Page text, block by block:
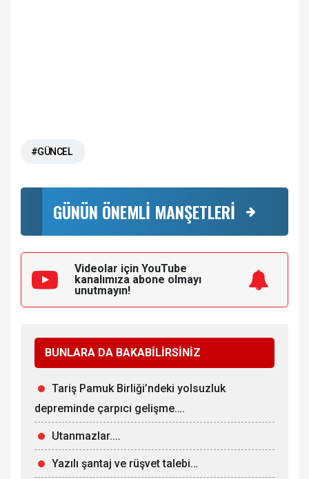
#GÜNCEL
GÜNÜN ÖNEMLİ MANŞETLERİ
Videolar için YouTube
kanalımıza abone olmayı
unutmayın!
BUNLARA DA BAKABİLİRSİNİZ
Tariş Pamuk Birliği’ndeki yolsuzluk
depreminde çarpıcı gelişme….
Utanmazlar....
Yazılı şantaj ve rüşvet talebi…